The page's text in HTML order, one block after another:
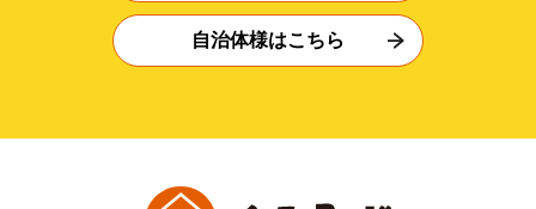
自治体様はこちら